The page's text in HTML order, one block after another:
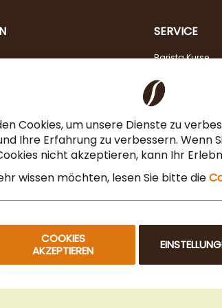
SERVICE
Barista Kurse
Verkostung
Angebot für
© 2025 Beans Kaffeehandel OG. Alle
Cookies, um unsere Dienste zu
Ihre Erfahrung zu verbessern. Wenn
nicht akzeptieren, kann Ihr
wissen möchten, lesen Sie bitte die
COOKIES
AKZEPTIEREN